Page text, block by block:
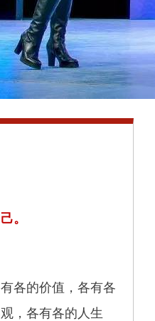
。
各的价值，各有各
，各有各的人生